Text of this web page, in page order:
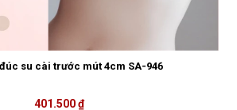
su cài trước mút 4cm SA-946
401.500 ₫